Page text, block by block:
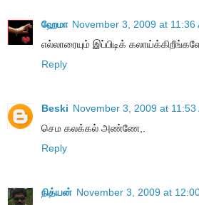
ஹேமா November 3, 2009 at 11:36
எல்லாரையும் இப்பிடிக்
Reply
Beski November 3, 2009 at 11:53
செம கலக்கல் அண்ணே,.
Reply
நித்யன் November 3, 2009 at